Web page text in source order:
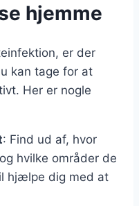
hjemme
er der
kan tage for at
Her er nogle
: Find ud af, hvor
hvilke områder de
hjælpe dig med at